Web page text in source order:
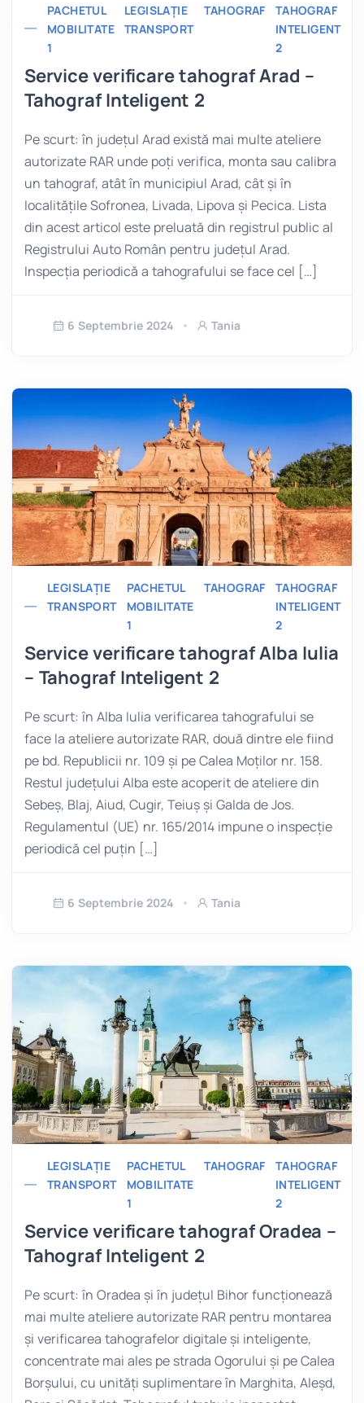
PACHETUL
MOBILITATE
1
LEGISLAȚIE
TRANSPORT
TAHOGRAF
TAHOGRAF
INTELIGENT
2
Service verificare tahograf Arad –
Tahograf Inteligent 2
Pe scurt: în județul Arad există mai multe ateliere
autorizate RAR unde poți verifica, monta sau calibra
un tahograf, atât în municipiul Arad, cât și în
localitățile Sofronea, Livada, Lipova și Pecica. Lista
din acest articol este preluată din registrul public al
Registrului Auto Român pentru județul Arad.
Inspecția periodică a tahografului se face cel […]
6 Septembrie 2024 Tania
LEGISLAȚIE
TRANSPORT
PACHETUL
MOBILITATE
1
TAHOGRAF
TAHOGRAF
INTELIGENT
2
Service verificare tahograf Alba Iulia
– Tahograf Inteligent 2
Pe scurt: în Alba Iulia verificarea tahografului se
face la ateliere autorizate RAR, două dintre ele fiind
pe bd. Republicii nr. 109 și pe Calea Moților nr. 158.
Restul județului Alba este acoperit de ateliere din
Sebeș, Blaj, Aiud, Cugir, Teiuș și Galda de Jos.
Regulamentul (UE) nr. 165/2014 impune o inspecție
periodică cel puțin […]
6 Septembrie 2024 Tania
LEGISLAȚIE
TRANSPORT
PACHETUL
MOBILITATE
1
TAHOGRAF
TAHOGRAF
INTELIGENT
2
Service verificare tahograf Oradea –
Tahograf Inteligent 2
Pe scurt: în Oradea și în județul Bihor funcționează
mai multe ateliere autorizate RAR pentru montarea
și verificarea tahografelor digitale și inteligente,
concentrate mai ales pe strada Ogorului și pe Calea
Borșului, cu unități suplimentare în Marghita, Aleșd,